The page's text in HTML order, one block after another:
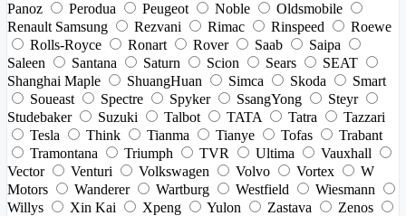
Panoz
Perodua Peugeot Noble
Oldsmobile
Renault Samsung
Rezvani Rimac Rinspeed
Roewe
Rolls-Royce
Ronart Rover Saab
Saipa
Saleen
Santana Saturn Scion Sears
SEAT
Shanghai Maple
ShuangHuan Simca Skoda
Smart
Soueast
Spectre Spyker SsangYong
Steyr
Studebaker
Suzuki Talbot TATA Tatra
Tazzari
Tesla
Think Tianma Tianye Tofas
Trabant
Tramontana
Triumph TVR Ultima
Vauxhall
Vector
Venturi Volkswagen Volvo Vortex
W
Motors
Wanderer Wartburg Westfield
Wiesmann
Willys
Xin Kai Xpeng Yulon Zastava
Zenos